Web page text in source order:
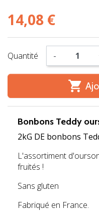
14,08 €
Quantité -

Bonbons Teddy
2kG DE bonbons
L'assortiment
fruités !
Sans gluten
Fabriqué en France.